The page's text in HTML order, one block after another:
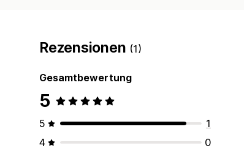
Rezensionen (1)
Gesamtbewertung
5
5
1
4
0